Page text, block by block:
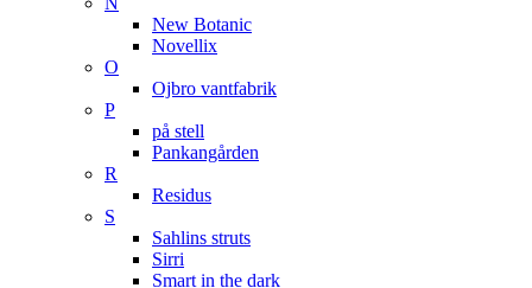
New Botanic
Novellix
O
Ojbro vantfabrik
P
på stell
Pankangården
R
Residus
S
Sahlins struts
Sirri
Smart in the dark